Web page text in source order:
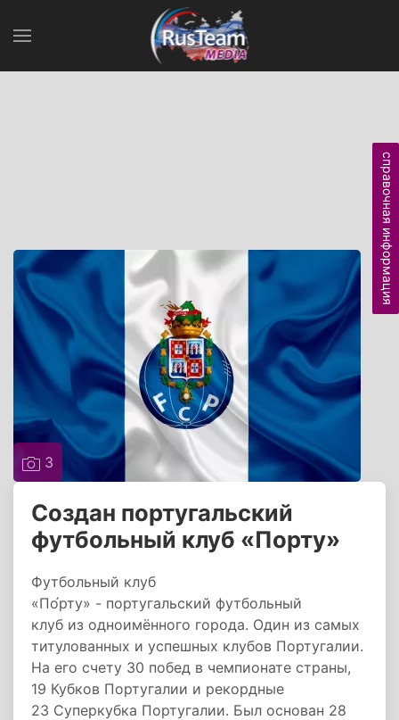
3
Создан португальский
футбольный клуб «Порту»
Футбольный клуб
«По́рту» - португальский футбольный
клуб из одноимённого города. Один из самых
титулованных и успешных клубов Португалии.
На его счету 30 побед в чемпионате страны,
19 Кубков Португалии и рекордные
23 Суперкубка Португалии. Был основан 28
справочная информация